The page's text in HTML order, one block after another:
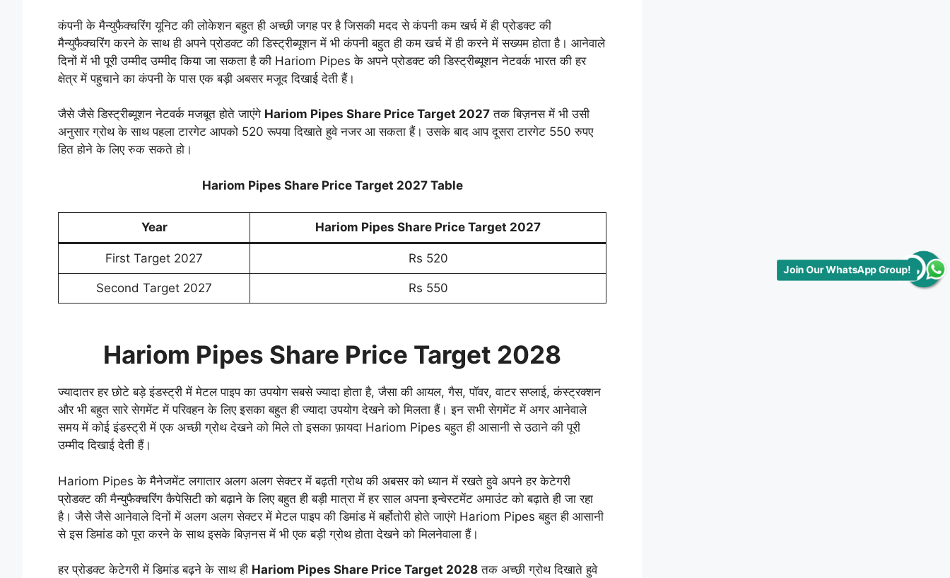
कंपनी के मैन्युफैक्चरिंग यूनिट की लोकेशन बहुत ही अच्छी जगह पर है जिसकी मदद से कंपनी कम खर्च में ही प्रोडक्ट की
मैन्युफैक्चरिंग करने के साथ ही अपने प्रोडक्ट की डिस्ट्रीब्यूशन में भी कंपनी बहुत ही कम खर्च में ही करने में सख्यम होता है। आनेवाले
दिनों में भी पूरी उम्मीद उम्मीद किया जा सकता है की Hariom Pipes के अपने प्रोडक्ट की डिस्ट्रीब्यूशन नेटवर्क भारत की हर
क्षेत्र में पहुचाने का कंपनी के पास एक बड़ी अबसर मजूद दिखाई देती हैं।
जैसे जैसे डिस्ट्रीब्यूशन नेटवर्क मजबूत होते जाएंगे Hariom Pipes Share Price Target 2027 तक बिज़नस में भी उसी
अनुसार ग्रोथ के साथ पहला टारगेट आपको 520 रूपया दिखाते हुवे नजर आ सकता हैं। उसके बाद आप दूसरा टारगेट 550 रुपए
हित होने के लिए रुक सकते हो।
Hariom Pipes Share Price Target 2027Table
Year Hariom Pipes Share Price Target 2027
First Target 2027 Rs 520
Second Target 2027 Rs 550
Hariom Pipes Share Price Target 2028
ज्यादातर हर छोटे बड़े इंडस्ट्री में मेटल पाइप का उपयोग सबसे ज्यादा होता है, जैसा की आयल, गैस, पॉवर, वाटर सप्लाई, कंस्ट्रक्शन
और भी बहुत सारे सेगमेंट में परिवहन के लिए इसका बहुत ही ज्यादा उपयोग देखने को मिलता हैं। इन सभी सेगमेंट में अगर आनेवाले
समय में कोई इंडस्ट्री में एक अच्छी ग्रोथ देखने को मिले तो इसका फ़ायदा Hariom Pipes बहुत ही आसानी से उठाने की पूरी
उम्मीद दिखाई देती हैं।
Hariom Pipes के मैनेजमेंट लगातार अलग अलग सेक्टर में बढ़ती ग्रोथ की अबसर को ध्यान में रखते हुवे अपने हर केटेगरी
प्रोडक्ट की मैन्युफैक्चरिंग कैपेसिटी को बढ़ाने के लिए बहुत ही बड़ी मात्रा में हर साल अपना इन्वेस्टमेंट अमाउंट को बढ़ाते ही जा रहा
है। जैसे जैसे आनेवाले दिनों में अलग अलग सेक्टर में मेटल पाइप की डिमांड में बर्होतोरी होते जाएंगे Hariom Pipes बहुत ही आसानी
से इस डिमांड को पूरा करने के साथ इसके बिज़नस में भी एक बड़ी ग्रोथ होता देखने को मिलनेवाला हैं।
हर प्रोडक्ट केटेगरी में डिमांड बढ़ने के साथ ही Hariom Pipes Share Price Target 2028 तक अच्छी ग्रोथ दिखाते हुवे
Join Our WhatsApp Group!